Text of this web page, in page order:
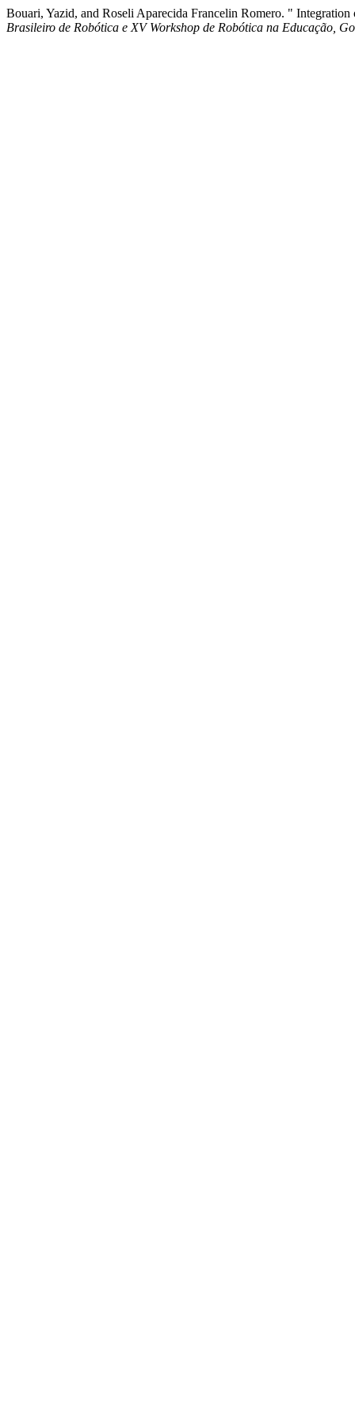
Bouari, Yazid, and Roseli Aparecida Francelin Romero. "
Brasileiro de Robótica e XV Workshop de Robótica na Educação,